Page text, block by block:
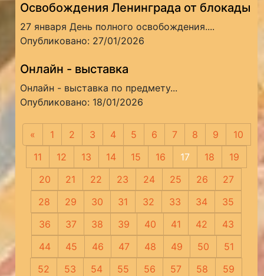
Освобождения Ленинграда от блокады
27 января День полного освобождения....
Опубликовано: 27/01/2026
Онлайн - выставка
Онлайн - выставка по предмету...
Опубликовано: 18/01/2026
« Предыдущая
1 2 3 4 5 6 7 8 9
10
11
12 13 14 15 16 17 18
19
20
21 22 23 24 25 26
27
28
29 30 31 32 33 34
35
36
37 38 39 40 41 42
43
44
45 46 47 48 49 50
51
52
53 54 55 56 57 58
59